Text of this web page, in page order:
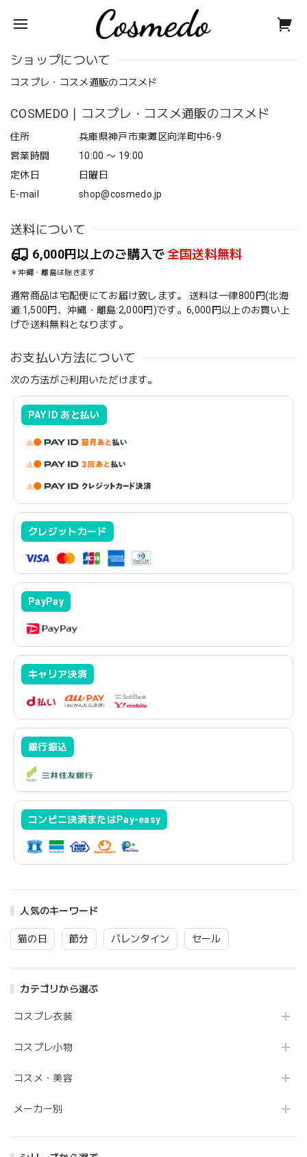
人気のキーワード
猫の日 節分 バレンタイン セール
カテゴリから選ぶ
コスプレ衣装
コスプレ小物
コスメ・美容
メーカー別
ショップについて
コスプレ・コスメ通販のコスメド
COSMEDO｜コスプレ・コスメ通販のコスメド
住所
兵庫県神戸市東灘区向洋町中6-9
営業時間
10:00 〜 19:00
定休日
日曜日
E-mail
shop@cosmedo.jp
送料について
6,000円以上のご購入で全国送料無料
＊沖縄・離島は除きます
通常商品は宅配便にてお届け致します。 送料は一律800円(北海
道:1,500円、沖縄・離島:2,000円)です。6,000円以上のお買い上
げで送料無料となります。
お支払い方法について
次の方法がご利用いただけます。
PAY ID あと払い
クレジットカード
PayPay
キャリア決済
銀行振込
コンビニ決済またはPay-easy